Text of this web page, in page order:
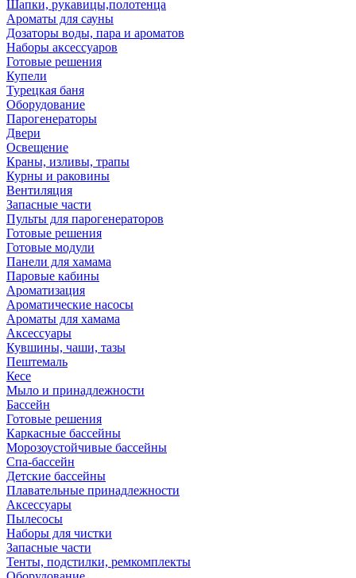
Шапки, рукавицы,полотенца
Ароматы для сауны
Дозаторы воды, пара и ароматов
Наборы аксессуаров
Готовые решения
Купели
Турецкая баня
Оборудование
Парогенераторы
Двери
Освещение
Краны, изливы, трапы
Курны и раковины
Вентиляция
Запасные части
Пульты для парогенераторов
Готовые решения
Готовые модули
Панели для хамама
Паровые кабины
Ароматизация
Ароматические насосы
Ароматы для хамама
Аксессуары
Кувшины, чаши, тазы
Пештемаль
Кесе
Мыло и принадлежности
Бассейн
Готовые решения
Каркасные бассейны
Морозоустойчивые бассейны
Спа-бассейн
Детские бассейны
Плавательные принадлежности
Аксессуары
Пылесосы
Наборы для чистки
Запасные части
Тенты, подстилки, ремкомплекты